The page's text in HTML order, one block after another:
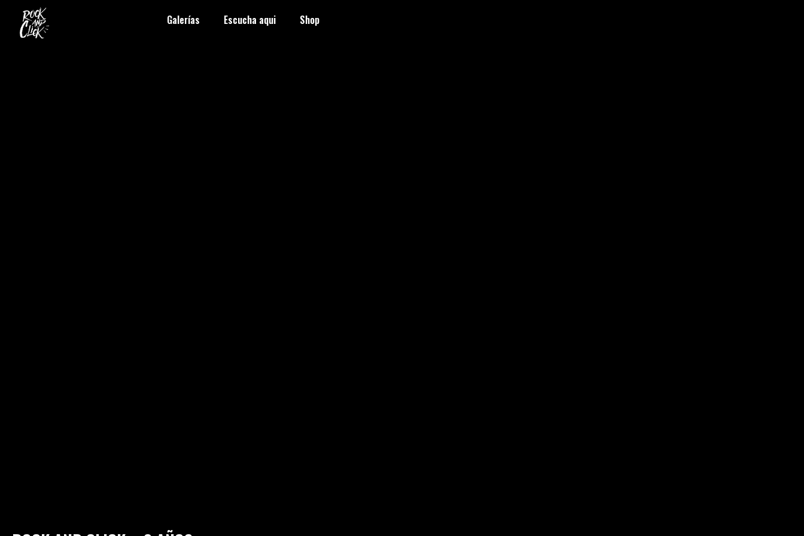
Galerías Escucha aqui Shop